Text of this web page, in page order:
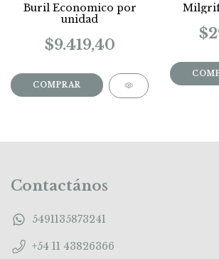
Buril Economico por
unidad
$9.419,40
Contactános
5491135873241
+54 11 43826366